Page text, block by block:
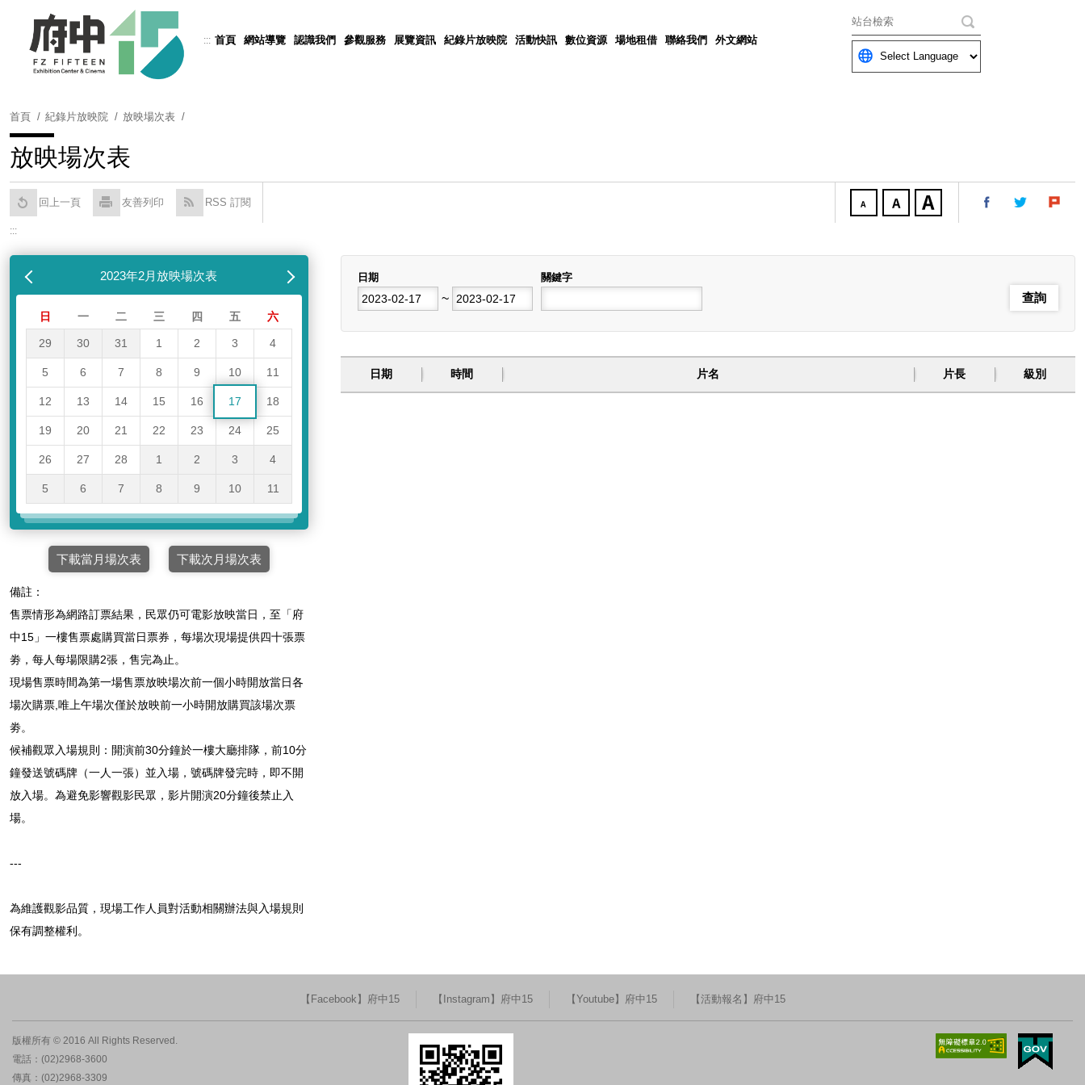
::: 首頁 網站導覽 認識我們 參觀服務 展覽資訊 紀錄片放映院 活動快訊 數位資源 場地租借 聯絡我們 外文網站
關鍵字
Powered by Translate
首頁 紀錄片放映院 放映場次表
放映場次表
回上一頁 友善列印 RSS 訂閱
:::
2023年2月放映場次表
日 一 二 三 四 五 六
29 30 31 1 2 3 4
5 6 7 8 9 10 11
12 13 14 15 16 17 18
19 20 21 22 23 24 25
26 27 28 1 2 3 4
5 6 7 8 9 10 11
下載當月場次表 下載次月場次表
備註：
售票情形為網路訂票結果，民眾仍可電影放映當日，至「府
中15」一樓售票處購買當日票券，每場次現場提供四十張票
劵，每人每場限購2張，售完為止。
現場售票時間為第一場售票放映場次前一個小時開放當日各
場次購票,唯上午場次僅於放映前一小時開放購買該場次票
劵。
候補觀眾入場規則：開演前30分鐘於一樓大廳排隊，前10分
鐘發送號碼牌（一人一張）並入場，號碼牌發完時，即不開
放入場。為避免影響觀影民眾，影片開演20分鐘後禁止入
場。
---
為維護觀影品質，現場工作人員對活動相關辦法與入場規則
保有調整權利。
日期
開始日期
~
關鍵字
日期 時間 片名 片長 級別
【Facebook】府中15 【Instagram】府中15 【Youtube】府中15 【活動報名】府中15
版權所有 © 2016 All Rights Reserved.
電話：(02)2968-3600
傳真：(02)2968-3309